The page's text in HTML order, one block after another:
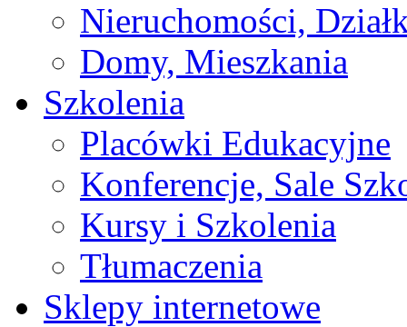
Nieruchomości,
Domy, Mieszkania
Szkolenia
Placówki Edukacyjne
Konferencje, Sale
Kursy i Szkolenia
Tłumaczenia
Sklepy internetowe